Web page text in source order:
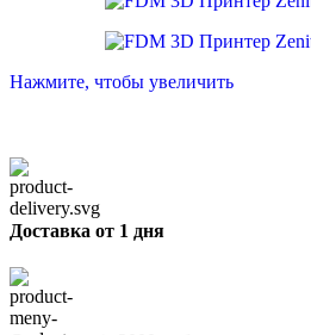
Нажмите, чтобы увеличить
Доставка от 1 дня